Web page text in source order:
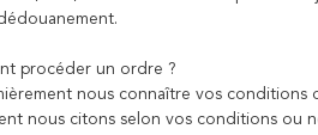
procéder un ordre ?
nous connaître vos conditions
nous citons selon vos conditions ou